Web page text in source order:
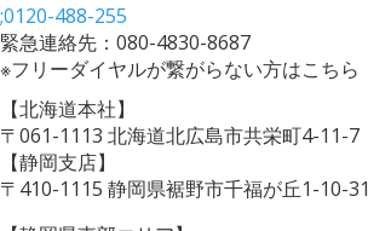
;0120-488-255
緊急連絡先：080-4830-8687
※フリーダイヤルが繋がらない方はこちら
【北海道本社】
〒061-1113 北海道北広島市共栄町4-11-7
【静岡支店】
〒410-1115 静岡県裾野市千福が丘1-10-31